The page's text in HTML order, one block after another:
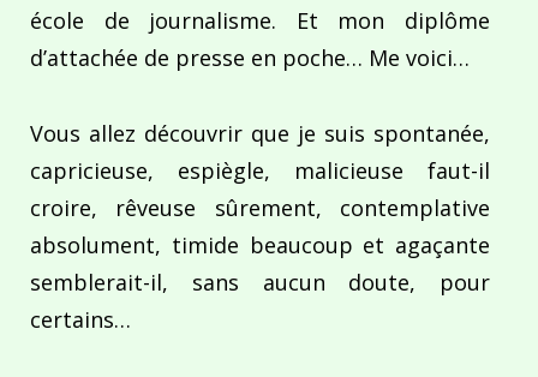
école de journalisme. Et mon diplôme
d’attachée de presse en poche… Me voici…
Vous allez découvrir que je suis spontanée,
capricieuse, espiègle, malicieuse faut-il
croire, rêveuse sûrement, contemplative
absolument, timide beaucoup et agaçante
semblerait-il, sans aucun doute, pour
certains…